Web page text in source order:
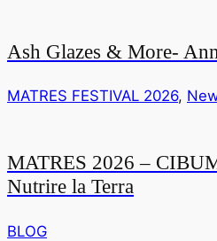
Ash Glazes & More-
MATRES FESTIVAL 2026,
MATRES 2026 –
Nutrire la Terra
BLOG